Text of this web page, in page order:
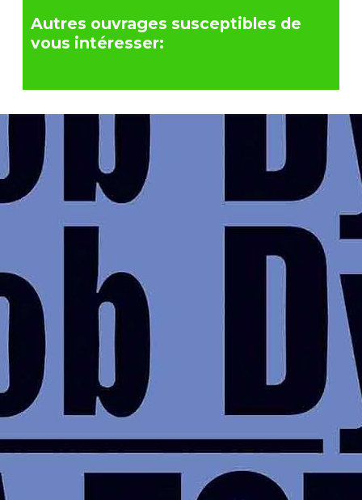
Autres ouvrages susceptibles de
vous intéresser: